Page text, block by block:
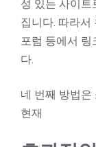
성 있는 사이
집니다. 따라서
포럼 등에서 링
다.
네 번째 방법은
현재